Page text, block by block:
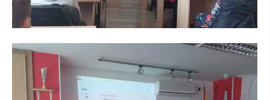
ПРВА ПОМОШ
КРВОДАРИТЕЛСТВО
МЕНАЏМЕНТ НА ВОЛОНТЕРИ